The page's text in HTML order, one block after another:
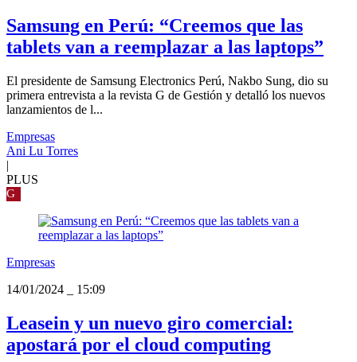
Samsung en Perú: “Creemos que las
tablets van a reemplazar a las laptops”
El presidente de Samsung Electronics Perú, Nakbo Sung, dio su
primera entrevista a la revista G de Gestión y detalló los nuevos
lanzamientos de l...
Empresas
Ani Lu Torres
|
PLUS
G
Empresas
14/01/2024
15:09
Leasein y un nuevo giro comercial:
apostará por el cloud computing